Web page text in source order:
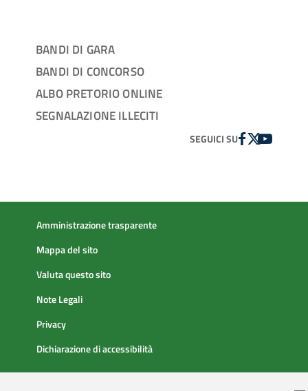
BANDI DI GARA
BANDI DI CONCORSO
ALBO PRETORIO ONLINE
SEGNALAZIONE ILLECITI
SEGUICI SUFACEBOOK
TWITTER
YOUTUBE
Amministrazione trasparente
Mappa del sito
Valuta questo sito
Note Legali
Privacy
Dichiarazione di accessibilità